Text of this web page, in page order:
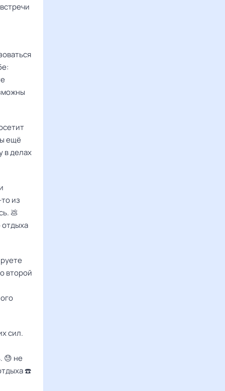
ещё
в делах
из
💩
отдыха
второй
сил.
😓 не
☎️